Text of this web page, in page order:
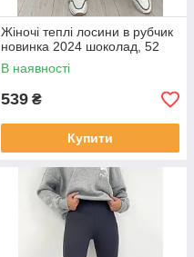
Жіночі теплі лосини в рубчик
новинка 2024 шоколад, 52
В наявності
539 ₴
Купити